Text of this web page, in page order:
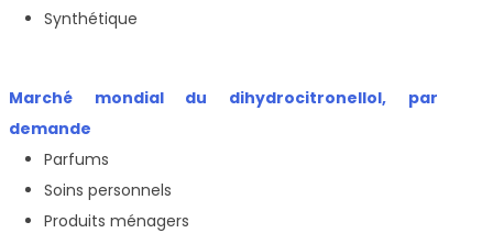
Synthétique
Marché mondial du dihydrocitronellol, par
demande
Parfums
Soins personnels
Produits ménagers